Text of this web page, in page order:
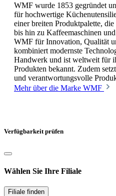
WMF wurde 1853 gegründet
für hochwertige
einer breiten Produktpalette,
bis hin zu Kaffeemaschinen
WMF für Innovation, Qualität
kombiniert modernste
Handwerk und ist weltweit für
Produkten bekannt. Zudem
und verantwortungsvolle
Mehr über die Marke WMF
Verfügbarkeit prüfen
Wählen Sie Ihre Filiale
Filiale finden